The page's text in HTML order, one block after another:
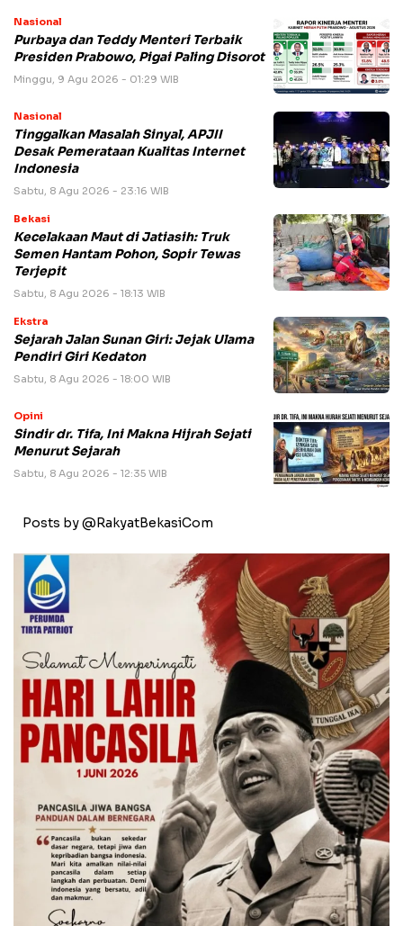
Nasional
Purbaya dan Teddy Menteri Terbaik
Presiden Prabowo, Pigai Paling Disorot
Minggu, 9 Agu 2026 - 01:29 WIB
Nasional
Tinggalkan Masalah Sinyal, APJII
Desak Pemerataan Kualitas Internet
Indonesia
Sabtu, 8 Agu 2026 - 23:16 WIB
Bekasi
Kecelakaan Maut di Jatiasih: Truk
Semen Hantam Pohon, Sopir Tewas
Terjepit
Sabtu, 8 Agu 2026 - 18:13 WIB
Ekstra
Sejarah Jalan Sunan Giri: Jejak Ulama
Pendiri Giri Kedaton
Sabtu, 8 Agu 2026 - 18:00 WIB
Opini
Sindir dr. Tifa, Ini Makna Hijrah Sejati
Menurut Sejarah
Sabtu, 8 Agu 2026 - 12:35 WIB
Posts by @RakyatBekasiCom